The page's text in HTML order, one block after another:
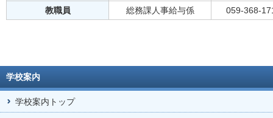
教職員
総務課人事給与係 059-368-
学校案内
学校案内トップ